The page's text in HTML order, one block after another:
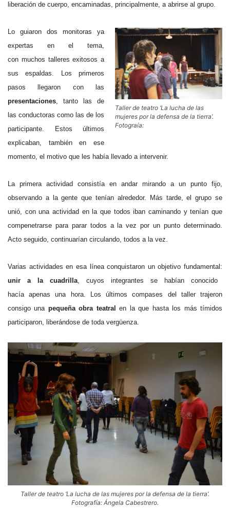
liberación de cuerpo, encaminadas, principalmente, a abrirse al grupo.
Taller de teatro ‘La lucha de las
mujeres por la defensa de la tierra’.
Fotograía:
Lo guiaron dos monitoras ya
expertas en el tema,
con muchos talleres exitosos a
sus espaldas. Los primeros
pasos llegaron con las
presentaciones, tanto las de
las conductoras como las de los
participante. Estos últimos
explicaban, también en ese
momento, el motivo que les había llevado a intervenir.
La primera actividad consistía en andar mirando a un punto fijo,
observando a la gente que tenían alrededor.
Más tarde, el grupo se
unió, con una actividad en la que todos iban caminando y tenían que
compenetrarse para parar todos a la vez por un punto determinado.
Acto seguido, continuarían circulando, todos a la vez.
Varias actividades en esa línea conquistaron un objetivo fundamental:
unir a la cuadrilla, cuyos integrantes se habían conocido
hacía apenas una hora. Los últimos compases del taller trajeron
consigo una pequeña obra teatral en la que hasta los más tímidos
participaron, liberándose de toda vergüenza.
Taller de teatro ‘La lucha de las mujeres por la defensa de la tierra’.
Fotografía: Ángela Cabestrero.